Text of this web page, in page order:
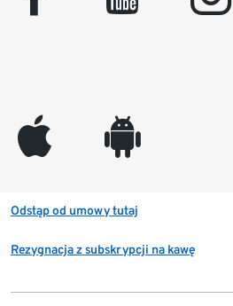
appleinc android
Odstąp od umowy tutaj
Rezygnacja z subskrypcji na kawę